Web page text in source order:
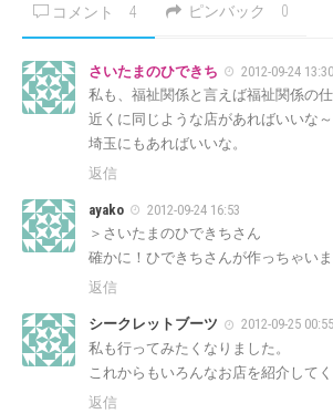
コメント 4 ピンバック 0
さいたまのひできち
2012-09-24 13:30
私も、福祉関係と言えば福祉関係の仕
近くに同じような店があればいいな～
埼玉にもあればいいな。
返信
ayako
2012-09-24 16:53
＞さいたまのひできちさん
確かに！ひできちさんが作っちゃい
返信
シークレットブーツ
2012-09-25 00:55
私も行ってみたくなりました。
これからもいろんなお店を紹介してく
返信